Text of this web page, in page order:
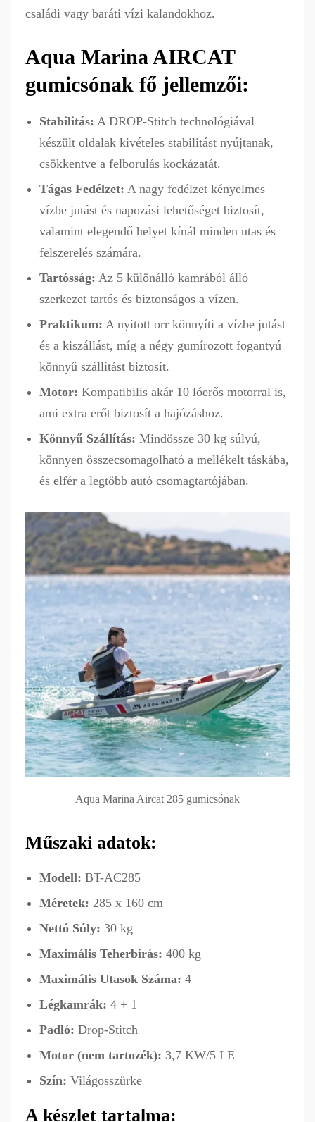
családi vagy baráti vízi kalandokhoz.
Aqua Marina AIRCAT
gumicsónak fő jellemzői:
Stabilitás: A DROP-Stitch technológiával
készült oldalak kivételes stabilitást nyújtanak,
csökkentve a felborulás kockázatát.
Tágas Fedélzet: A nagy fedélzet kényelmes
vízbe jutást és napozási lehetőséget biztosít,
valamint elegendő helyet kínál minden utas és
felszerelés számára.
Tartósság: Az 5 különálló kamrából álló
szerkezet tartós és biztonságos a vízen.
Praktikum: A nyitott orr könnyíti a vízbe jutást
és a kiszállást, míg a négy gumírozott fogantyú
könnyű szállítást biztosít.
Motor: Kompatibilis akár 10 lóerős motorral is,
ami extra erőt biztosít a hajózáshoz.
Könnyű Szállítás: Mindössze 30 kg súlyú,
könnyen összecsomagolható a mellékelt táskába,
és elfér a legtöbb autó csomagtartójában.
Aqua Marina Aircat 285 gumicsónak
Műszaki adatok:
Modell: BT-AC285
Méretek: 285 x 160 cm
Nettó Súly: 30 kg
Maximális Teherbírás: 400 kg
Maximális Utasok Száma: 4
Légkamrák: 4 + 1
Padló: Drop-Stitch
Motor (nem tartozék): 3,7 KW/5 LE
Szín: Világosszürke
A készlet tartalma: